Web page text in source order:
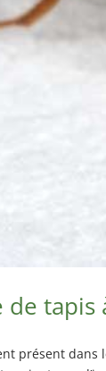
de
présent